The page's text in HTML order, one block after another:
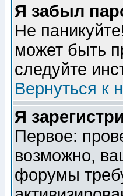
Я забыл
Не
может быть
следуйте
Вернуться к
Я
Первое:
возможно,
форумы